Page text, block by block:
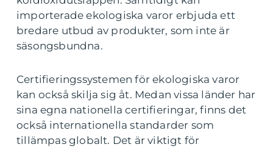
importerade ekologiska varor erbjuda ett
bredare utbud av produkter, som inte är
säsongsbundna.
Certifieringssystemen för ekologiska varor
kan också skilja sig åt. Medan vissa länder har
sina egna nationella certifieringar, finns det
också internationella standarder som
tillämpas globalt. Det är viktigt för